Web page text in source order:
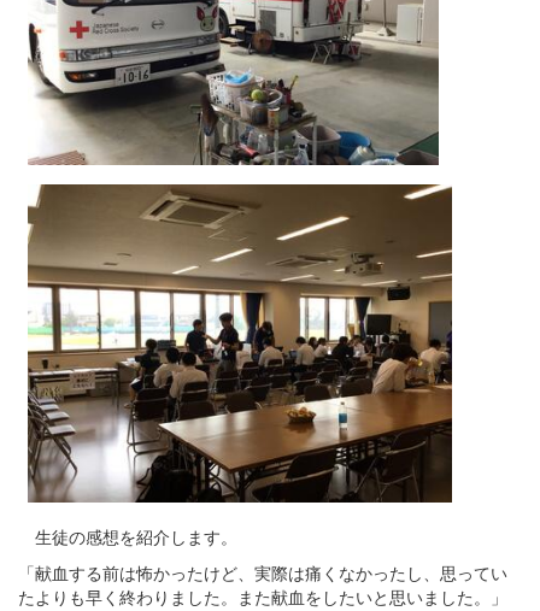
生徒の感想を紹介します。
「献血する前は怖かったけど、実際は痛くなかったし、思ってい
たよりも早く終わりました。また献血をしたいと思いました。」